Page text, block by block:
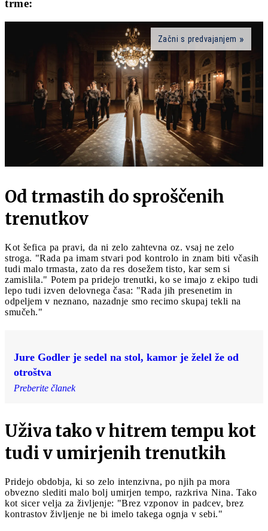
trme:
Začni s predvajanjem
Od trmastih do sproščenih
trenutkov
Kot šefica pa pravi, da ni zelo zahtevna oz. vsaj ne zelo
stroga. "Rada pa imam stvari pod kontrolo in znam biti včasih
tudi malo trmasta, zato da res dosežem tisto, kar sem si
zamislila." Potem pa pridejo trenutki, ko se imajo z ekipo tudi
lepo tudi izven delovnega časa: "Rada jih presenetim in
odpeljem v neznano, nazadnje smo recimo skupaj tekli na
smučeh."
Jure Godler je sedel na stol, kamor je želel že od
otroštva
Preberite članek
Uživa tako v hitrem tempu kot
tudi v umirjenih trenutkih
Pridejo obdobja, ki so zelo intenzivna, po njih pa mora
obvezno slediti malo bolj umirjen tempo, razkriva Nina. Tako
kot sicer velja za življenje: "Brez vzponov in padcev, brez
kontrastov življenje ne bi imelo takega ognja v sebi."